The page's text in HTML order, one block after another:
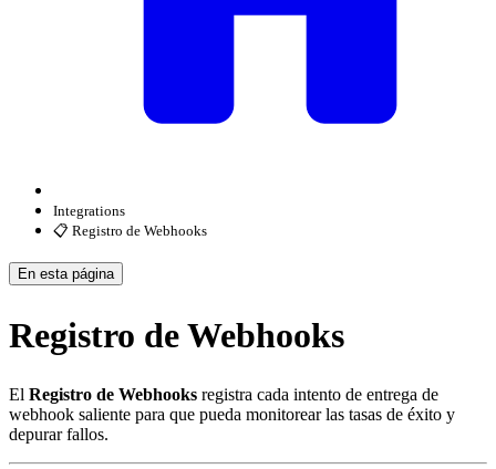
Integrations
📋 Registro de Webhooks
En esta página
Registro de Webhooks
El Registro de Webhooks registra cada intento de entrega de
webhook saliente para que pueda monitorear las tasas de éxito y
depurar fallos.